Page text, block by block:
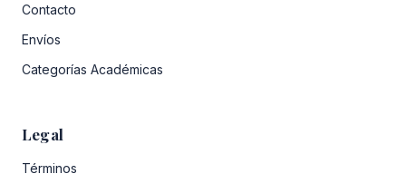
Contacto
Envíos
Categorías Académicas
Legal
Términos